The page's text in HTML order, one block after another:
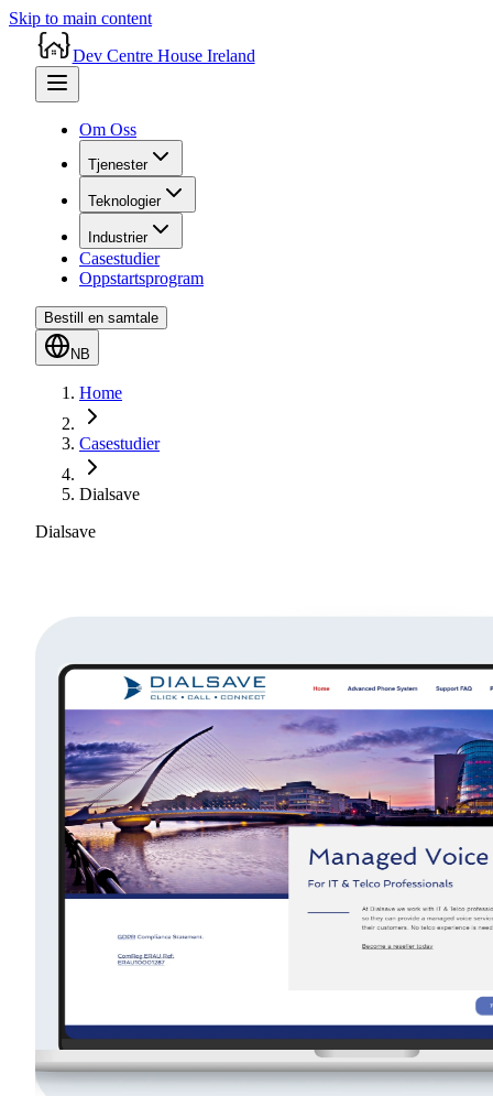
Skip to main content
Dev Centre House Ireland
Om Oss
Tjenester
Teknologier
Industrier
Casestudier
Oppstartsprogram
Bestill en samtale
NB
Home
Casestudier
Dialsave
Dialsave